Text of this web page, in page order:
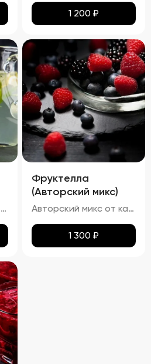
1 200 ₽
Авторский микс от кальянных мастеров - Освежающий кислый лимонад с лимонным фрешем
Фруктелла
(Авторский микс)
Авторский микс от кальянных мастеров - Твист на известные конфеты - мягкость банана, искрящаяся клубничная начинка и приятная яблочная кислинка
1 300 ₽